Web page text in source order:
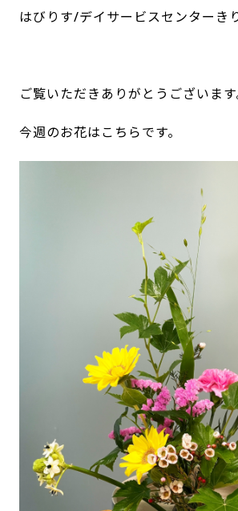
はびりす/デイサービスセンターき
ご覧いただきありがとうございます
今週のお花はこちらです。